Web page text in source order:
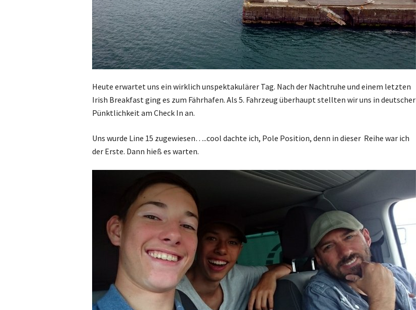
Heute erwartet uns ein wirklich unspektakulärer Tag. Nach der Nachtruhe und einem letzten
Irish Breakfast ging es zum Fährhafen. Als 5. Fahrzeug überhaupt stellten wir uns in deutscher
Pünktlichkeit am Check In an.
Uns wurde Line 15 zugewiesen…..cool dachte ich, Pole Position, denn in dieser Reihe war ich
der Erste. Dann hieß es warten.